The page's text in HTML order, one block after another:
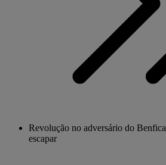
Revolução no adversário do
escapar